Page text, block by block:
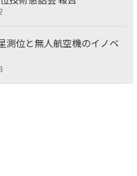
測位と無人航空機のイノベ